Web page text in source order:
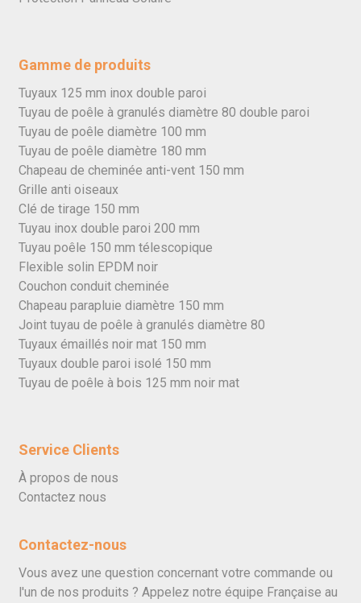
Gamme de produits
Tuyaux 125 mm inox double paroi
Tuyau de poêle à granulés diamètre 80 double paroi
Tuyau de poêle diamètre 100 mm
Tuyau de poêle diamètre 180 mm
Chapeau de cheminée anti-vent 150 mm
Grille anti oiseaux
Clé de tirage 150 mm
Tuyau inox double paroi 200 mm
Tuyau poêle 150 mm télescopique
Flexible solin EPDM noir
Couchon conduit cheminée
Chapeau parapluie diamètre 150 mm
Joint tuyau de poêle à granulés diamètre 80
Tuyaux émaillés noir mat 150 mm
Tuyaux double paroi isolé 150 mm
Tuyau de poêle à bois 125 mm noir mat
Service Clients
À propos de nous
Contactez nous
Contactez-nous
Vous avez une question concernant votre commande ou
l'un de nos produits ? Appelez notre équipe Française au